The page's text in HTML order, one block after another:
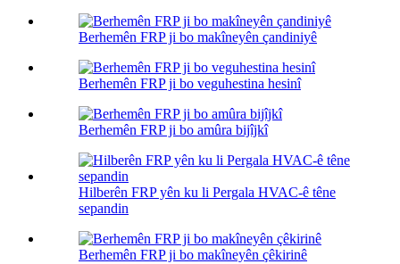
Berhemên FRP ji bo makîneyên çandiniyê
Berhemên FRP ji bo veguhestina hesinî
Berhemên FRP ji bo amûra bijîjkî
Hilberên FRP yên ku li Pergala HVAC-ê têne
sepandin
Berhemên FRP ji bo makîneyên çêkirinê